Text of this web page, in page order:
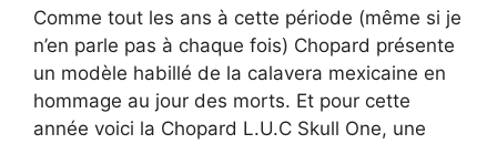
Comme tout les ans à cette période (même si je
n’en parle pas à chaque fois) Chopard présente
un modèle habillé de la calavera mexicaine en
hommage au jour des morts. Et pour cette
année voici la Chopard L.U.C Skull One, une